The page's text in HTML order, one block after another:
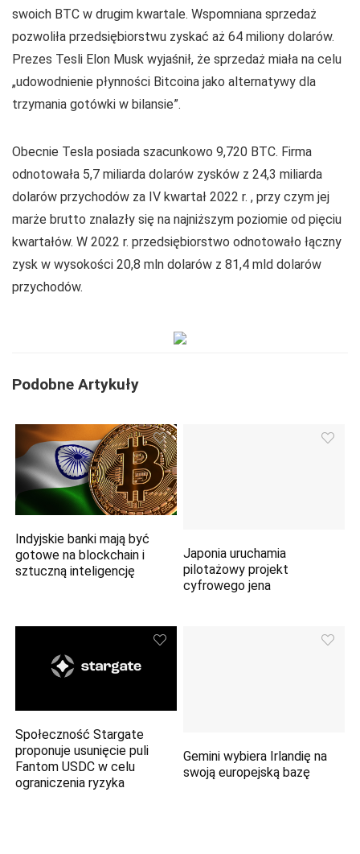
swoich BTC w drugim kwartale. Wspomniana sprzedaż
pozwoliła przedsiębiorstwu zyskać aż 64 miliony dolarów.
Prezes Tesli Elon Musk wyjaśnił, że sprzedaż miała na celu
„udowodnienie płynności Bitcoina jako alternatywy dla
trzymania gotówki w bilansie”.
Obecnie Tesla posiada szacunkowo 9,720 BTC. Firma
odnotowała 5,7 miliarda dolarów zysków z 24,3 miliarda
dolarów przychodów za IV kwartał 2022 r. , przy czym jej
marże brutto znalazły się na najniższym poziomie od pięciu
kwartałów. W 2022 r. przedsiębiorstwo odnotowało łączny
zysk w wysokości 20,8 mln dolarów z 81,4 mld dolarów
przychodów.
Podobne Artykuły
Indyjskie banki mają być
gotowe na blockchain i
sztuczną inteligencję
Japonia uruchamia
pilotażowy projekt
cyfrowego jena
Społeczność Stargate
proponuje usunięcie puli
Fantom USDC w celu
ograniczenia ryzyka
Gemini wybiera Irlandię na
swoją europejską bazę